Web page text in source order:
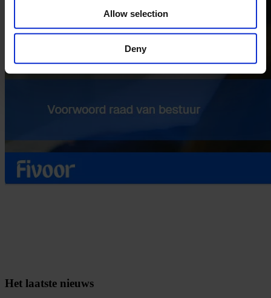
Allow selection
Deny
Het laatste nieuws